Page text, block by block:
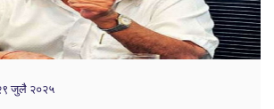
जुलै २०२५